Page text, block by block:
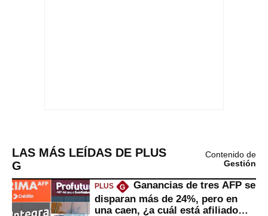
LAS MÁS LEÍDAS DE PLUS
G
Contenido de
Gestión
PLUS G
Ganancias de tres AFP se
disparan más de 24%, pero en
una caen, ¿a cuál está afiliado